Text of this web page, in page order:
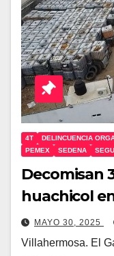
4T DELINCUENCIA
PEMEX
SEDENA
Decomisan
huachicol
MAYO 30, 2025
Villahermosa. El